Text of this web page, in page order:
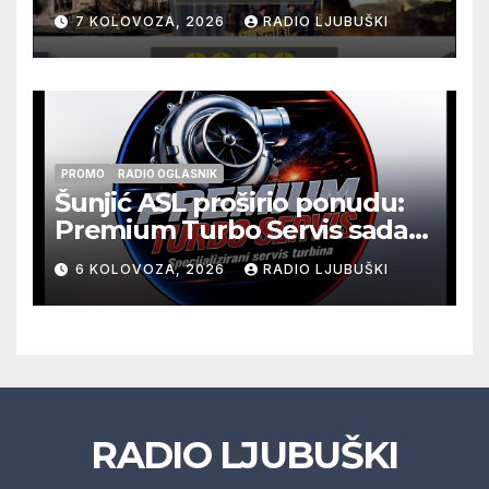
pogibije generala Blaža
Kraljevića i osmorice
pripadnika HOS-a
7 KOLOVOZA, 2026 RADIO LJUBUŠKI
PROMO RADIO OGLASNIK
Šunjić ASL proširio ponudu:
Premium Turbo Servis sada
na jednoj adresi u Ljubuškom
6 KOLOVOZA, 2026 RADIO LJUBUŠKI
RADIO LJUBUŠKI